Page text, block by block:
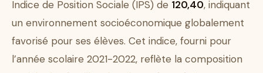
Indice de Position Sociale (IPS) de 120,40, indiquant
un environnement socioéconomique globalement
favorisé pour ses élèves. Cet indice, fourni pour
l’année scolaire 2021-2022, reflète la composition